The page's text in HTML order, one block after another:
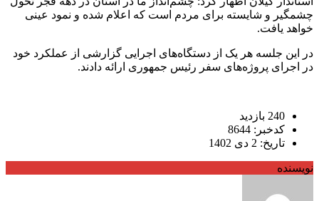
چشمگیر و شایسته برای مردم است که اعلام شده و نمود عینی
خواهد یافت.
در این جلسه هر یک از دستگاه‌های اجرایی گزارشی از عملکرد خود
در اجرای پروژه‌های سفر رئیس جمهوری ارائه دادند.
240 بازدید
کدخبر: 8644
تاریخ: 2 دی 1402
نویسنده